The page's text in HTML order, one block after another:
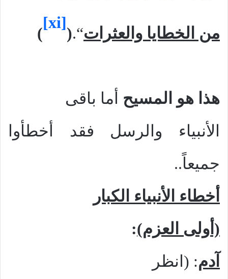
من الخطايا والعثرات“.
(
[xi]
)
هذا هو المسيح أما باقى
الأنبياء والرسل فقد أخطأوا
جميعاً..
أخطاء الأنبياء الكبار
(أولى العزم):
آدم: (انظر